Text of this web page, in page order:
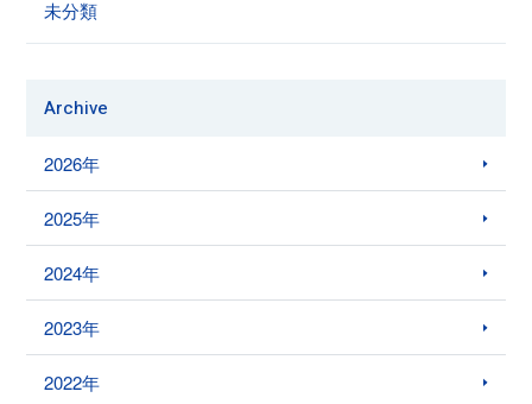
未分類
Archive
2026年
2025年
2024年
2023年
2022年